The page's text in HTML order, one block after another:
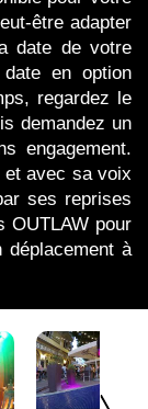
être adapter
date de votre
en option
regardez le
demandez un
engagement.
avec sa voix
ses reprises
OUTLAW pour
à